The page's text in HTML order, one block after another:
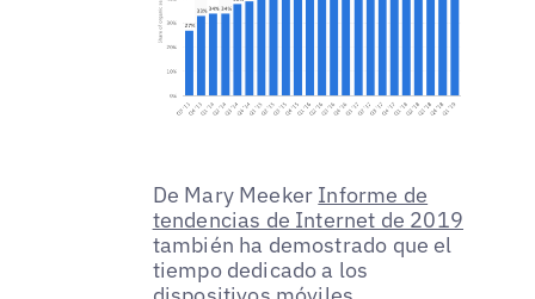
De Mary Meeker Informe de
tendencias de Internet de 2019
también ha demostrado que el
tiempo dedicado a los